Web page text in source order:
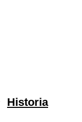
Historia